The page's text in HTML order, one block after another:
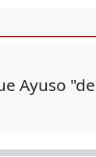
Ayuso